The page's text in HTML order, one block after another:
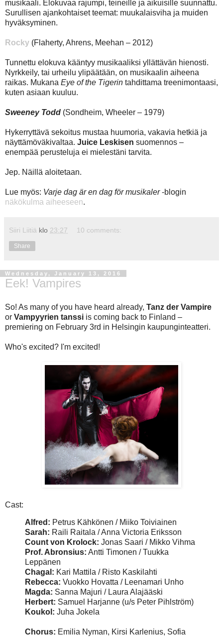
musikaali. Elokuvaa rajumpi, teineille ja aikuisille suunnattu.
Surullisen ajankohtaiset teemat: muukalaisviha ja muiden
hyväksyminen.
Rocky (Flaherty, Ahrens, Meehan – 2012)
Tunnettu elokuva kääntyy musikaaliksi yllättävän hienosti.
Nyrkkeily, tai urheilu ylipäätään, on musikaalin aiheena
raikas. Mukana Eye of the Tigerin tahdittama treenimontaasi,
kuten asiaan kuuluu.
Sweeney Todd (Sondheim, Wheeler – 1979)
Hykerryttävä sekoitus mustaa huumoria, vakavia hetkiä ja
näyttämöväkivaltaa. Juice Leskisen suomennos –
enempää perusteluja ei mielestäni tarvita.
Jep. Näillä aloitetaan.
Lue myös: Varje dag är en dag för musikaler-blogin
näkökulma aiheeseen.
Siiri Liitiä klo 23:27 10 comments:
Share
Wednesday, January 13, 2016
Eek! Vampires
So! As many of you have heard already, Tanz der Vampire
or Vampyyrien tanssi is coming back to Finland –
premiering on February 3rd in Helsingin kaupunginteatteri.
Who's excited? I'm excited!
Cast:
Alfred: Petrus Kähkönen / Miiko Toiviainen
Sarah: Raili Raitala / Anna Victoria Eriksson
Count von Krolock: Jonas Saari / Mikko Vihma
Prof. Abronsius: Antti Timonen / Tuukka
Leppänen
Chagal: Kari Mattila / Risto Kaskilahti
Rebecca: Vuokko Hovatta / Leenamari Unho
Magda: Sanna Majuri / Laura Alajääski
Herbert: Samuel Harjanne (u/s Peter Pihlström)
Koukol: Juha Jokela
Chorus: Emilia Nyman, Kirsi Karlenius, Sofia